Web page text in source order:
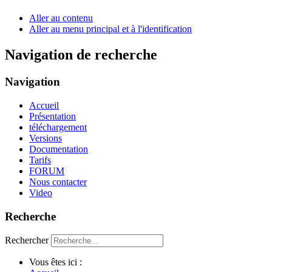
Aller au contenu
Aller au menu principal et à l'identification
Navigation de recherche
Navigation
Accueil
Présentation
téléchargement
Versions
Documentation
Tarifs
FORUM
Nous contacter
Video
Recherche
Rechercher
Vous êtes ici :